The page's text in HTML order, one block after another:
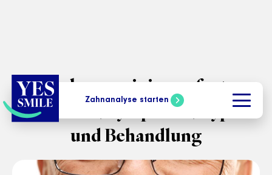
Zahnanalyse starten
Amelogenesis imperfecta:
Ursachen, Symptome, Typen
und Behandlung